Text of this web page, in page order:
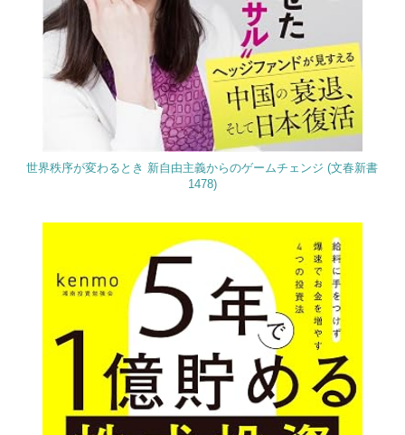
世界秩序が変わるとき 新自由主義からのゲームチェンジ (文春新書
1478)